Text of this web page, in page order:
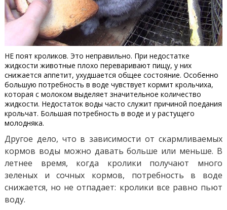
НЕ поят кроликов. Это неправильно. При недостатке
жидкости животные плохо переваривают пищу, у них
снижается аппетит, ухудшается общее состояние. Особенно
большую потребность в воде чувствует кормит крольчиха,
которая с молоком выделяет значительное количество
жидкости. Недостаток воды часто служит причиной поедания
крольчат. Большая потребность в воде и у растущего
молодняка.
Другое дело, что в зависимости от скармливаемых
кормов воды можно давать больше или меньше. В
летнее время, когда кролики получают много
зеленых и сочных кормов, потребность в воде
снижается, но не отпадает: кролики все равно пьют
воду.